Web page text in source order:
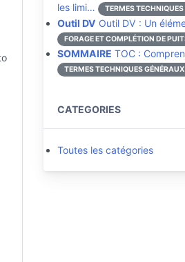
les limi…
TERMES
Outil DV Outil DV : Un
FORAGE ET COMPLÉTION DE
SOMMAIRE TOC :
TERMES TECHNIQUES GÉNÉRAUX
CATEGORIES
Toutes les catégories